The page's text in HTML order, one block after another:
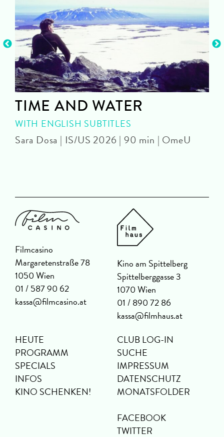
TIME AND WATER
WITH ENGLISH SUBTITLES
Sara Dosa | IS/US 2026 | 90 min | OmeU
Filmcasino
Margaretenstraße 78
1050 Wien
01 / 587 90 62
kassa@filmcasino.at
Kino am Spittelberg
Spittelberggasse 3
1070 Wien
01 / 890 72 86
kassa@filmhaus.at
HEUTE
PROGRAMM
SPECIALS
INFOS
KINO SCHENKEN!
CLUB LOG-IN
SUCHE
IMPRESSUM
DATENSCHUTZ
MONATSFOLDER
FACEBOOK
TWITTER